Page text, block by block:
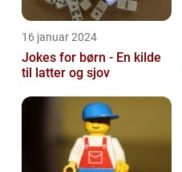
16 januar 2024
Jokes for børn - En kilde
til latter og sjov